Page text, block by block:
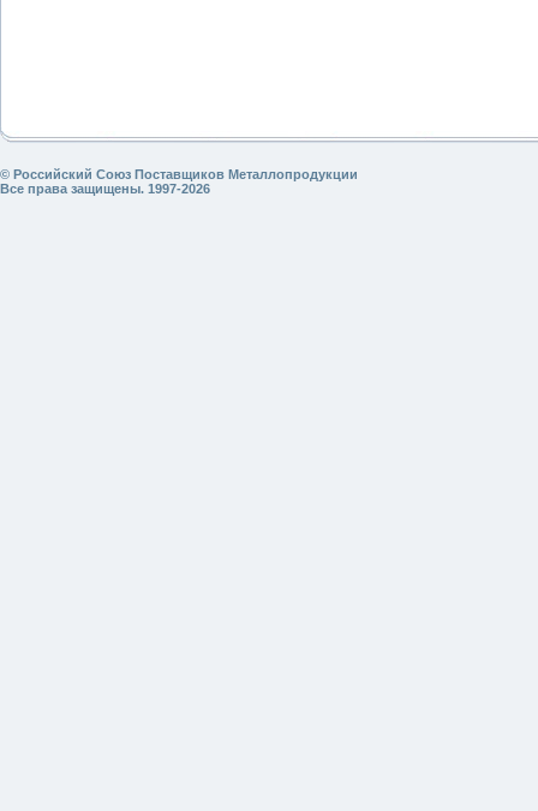
© Российский Союз Поставщиков Металлопродукции
Все права защищены. 1997-2026